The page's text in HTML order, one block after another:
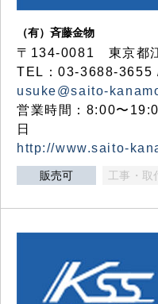
（有）斉藤金物
〒134-0081 東京都
TEL：03-3688-3655
usuke@saito-
営業時間：8:00〜
日
http://www.saito-
販売可 工事・取